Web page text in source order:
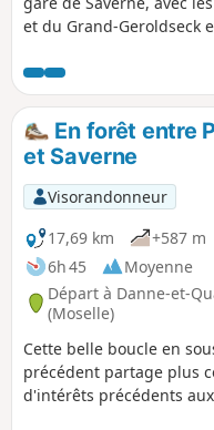
et du Grand-Geroldseck
Brotsch.
En forêt entre
et Saverne
Visorandonneur
17,69 km
+587 m
6h 45
Moyenne
Départ à Danne-et-
(Moselle)
Cette belle boucle en
précédent partage plus
d'intérêts précédents